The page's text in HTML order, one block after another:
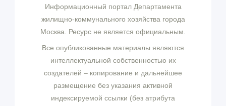
Информационный портал Департамента
жилищно-коммунального хозяйства города
Москва. Ресурс не является официальным.
Все опубликованные материалы являются
интеллектуальной собственностью их
создателей – копирование и дальнейшее
размещение без указания активной
индексируемой ссылки (без атрибута